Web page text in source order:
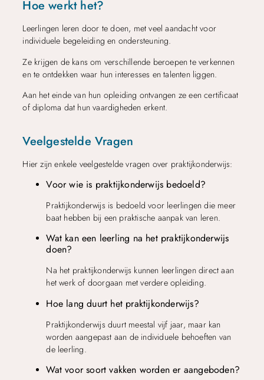
Hoe werkt het?
Leerlingen leren door te doen, met veel aandacht voor
individuele begeleiding en ondersteuning.
Ze krijgen de kans om verschillende beroepen te verkennen
en te ontdekken waar hun interesses en talenten liggen.
Aan het einde van hun opleiding ontvangen ze een certificaat
of diploma dat hun vaardigheden erkent.
Veelgestelde Vragen
Hier zijn enkele veelgestelde vragen over praktijkonderwijs:
Voor wie is praktijkonderwijs bedoeld?
Praktijkonderwijs is bedoeld voor leerlingen die meer
baat hebben bij een praktische aanpak van leren.
Wat kan een leerling na het praktijkonderwijs
doen?
Na het praktijkonderwijs kunnen leerlingen direct aan
het werk of doorgaan met verdere opleiding.
Hoe lang duurt het praktijkonderwijs?
Praktijkonderwijs duurt meestal vijf jaar, maar kan
worden aangepast aan de individuele behoeften van
de leerling.
Wat voor soort vakken worden er aangeboden?